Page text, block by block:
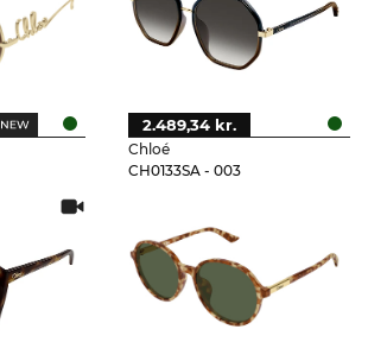
Chloé
CH0133SA - 003
2.489,34 kr.